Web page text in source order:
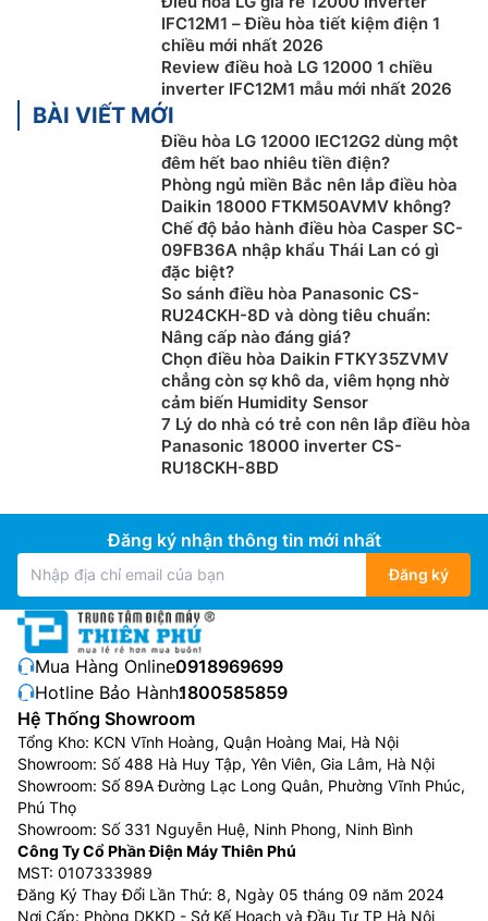
Độ bền cao thách thức thời gian
Điều hòa LG giá rẻIFC12M1 sử dụng dàn đồng nguyên
chất 100%, dàn tản nhiệt được phủ lớp màu vàng –
Gold Fin không chỉ mang lại hiệu suất làm lạnh cao
hơn mà còn hạn chế sự ăn mòn của những tác nhân
môi trường (Nước mưa, axit, muối biển…) từ đó gia
tăng tuổi thọ cho sản phẩm.
Môi chất lạnh R32
Điều hòa LG 12000btu 1 chiều inverterIFC12M1 sử
dụng môi chất lạnh R32 thế hệ mới có tỉ só nén cao
hơn đáng kể so với các loại gas R410a hay R22, giúp
máy đạt được nhiệt độ cài đặt nhanh chóng hơn. Bên
cạnh đó, R32 không gây suy giảm tầng ozone và có
chỉ số gây hiệu ứng nhà kính thấp hơn khoảng 70% so
IFC12M1 – Điều hòa tiết kiệm điện 1
chiều mới nhất 2026
Review điều hoà LG 12000 1 chiều
inverter IFC12M1 mẫu mới nhất 2026
BÀI VIẾT MỚI
Điều hòa LG 12000 IEC12G2 dùng một
đêm hết bao nhiêu tiền điện?
Phòng ngủ miền Bắc nên lắp điều hòa
Daikin 18000 FTKM50AVMV không?
Chế độ bảo hành điều hòa Casper SC-
09FB36A nhập khẩu Thái Lan có gì
đặc biệt?
So sánh điều hòa Panasonic CS-
RU24CKH-8D và dòng tiêu chuẩn:
Nâng cấp nào đáng giá?
Chọn điều hòa Daikin FTKY35ZVMV
chẳng còn sợ khô da, viêm họng nhờ
cảm biến Humidity Sensor
7 Lý do nhà có trẻ con nên lắp điều hòa
Panasonic 18000 inverter CS-
RU18CKH-8BD
Đăng ký nhận thông tin mới nhất
Đăng ký
Mua Hàng Online:0918969699
Hotline Bảo Hành:1800585859
Hệ Thống Showroom
Tổng Kho: KCN Vĩnh Hoàng, Quận Hoàng Mai, Hà Nội
Showroom: Số 488 Hà Huy Tập, Yên Viên, Gia Lâm, Hà Nội
Showroom: Số 89A Đường Lạc Long Quân, Phường Vĩnh Phúc,
Phú Thọ
Showroom: Số 331 Nguyễn Huệ, Ninh Phong, Ninh Bình
Công Ty Cổ Phần Điện Máy Thiên Phú
MST: 0107333989
Đăng Ký Thay Đổi Lần Thứ: 8, Ngày 05 tháng 09 năm 2024
Nơi Cấp: Phòng DKKD - Sở Kế Hoạch và Đầu Tư TP Hà Nội